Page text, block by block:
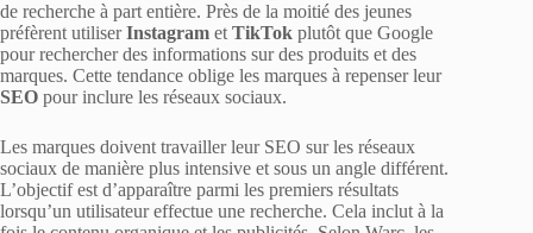
de recherche à part entière. Près de la moitié des jeunes
préfèrent utiliserInstagram et TikTok plutôt que Google
pour rechercher des informations sur des produits et des
marques. Cette tendance oblige les marques à repenser leur
SEO pour inclure les réseaux sociaux.
Les marques doivent travailler leur SEO sur les réseaux
sociaux de manière plus intensive et sous un angle différent.
L’objectif est d’apparaître parmi les premiers résultats
lorsqu’un utilisateur effectue une recherche. Cela inclut à la